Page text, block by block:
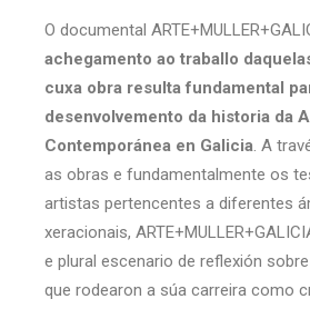
O documental
achegamento ao traballo
cuxa obra resulta fundamental
desenvolvemento da historia da
Contemporánea en Galicia. A
as obras e fundamentalmente os
artistas pertencentes a diferentes
xeracionais,
e plural escenario de reflexión
que rodearon a súa carreira como